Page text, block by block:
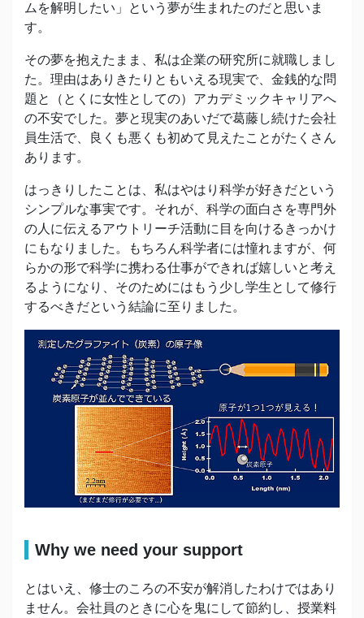
ムを解明したい」という夢が生まれたのだと思いま
す。
その夢を抱えたまま、私は企業の研究所に就職しまし
た。理由はありきたりともいえる現実で、金銭的な問
題と（とくに女性としての）アカデミックキャリアへ
の不安でした。夢と現実のあいだで葛藤し続けた会社
員生活で、良くも悪くも初めて見えたことがたくさん
あります。
はっきりしたことは、私はやはり科学が好きだという
シンプルな事実です。それが、科学の面白さを専門外
の人に伝えるアウトリーチ活動に目を向けるきっかけ
にもなりました。もちろん科学者には憧れますが、何
らかの形で科学に携わる仕事ができれば嬉しいと考え
るようになり、そのためにはもう少し学生として修行
するべきだという結論に至りました。
Why we need your support
とはいえ、修士のころの不安が解消したわけではあり
ません。会社員のときに心を鬼にして節約し、授業料